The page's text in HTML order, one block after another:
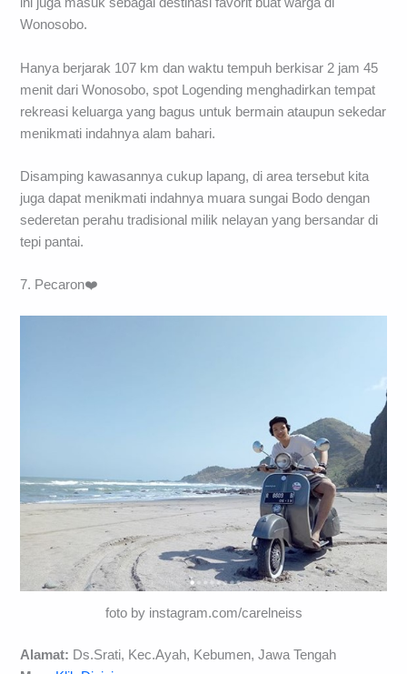
ini juga masuk sebagai destinasi favorit buat warga di
Wonosobo.
Hanya berjarak 107 km dan waktu tempuh berkisar 2 jam 45
menit dari Wonosobo, spot Logending menghadirkan tempat
rekreasi keluarga yang bagus untuk bermain ataupun sekedar
menikmati indahnya alam bahari.
Disamping kawasannya cukup lapang, di area tersebut kita
juga dapat menikmati indahnya muara sungai Bodo dengan
sederetan perahu tradisional milik nelayan yang bersandar di
tepi pantai.
7. Pecaron❤️
foto by instagram.com/carelneiss
Alamat: Ds.Srati, Kec.Ayah, Kebumen, Jawa Tengah